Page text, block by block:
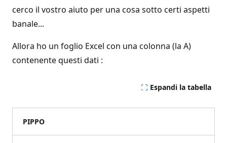
cerco il vostro aiuto per una cosa sotto certi aspetti
banale...
Allora ho un foglio Excel con una colonna (la A)
contenente questi dati :
Espandi la tabella
PIPPO